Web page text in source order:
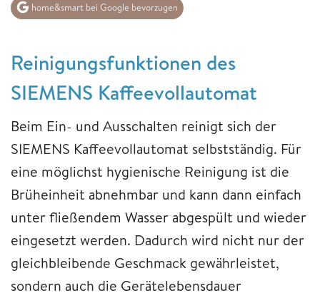
home&smart bei Google bevorzugen
Reinigungsfunktionen des
SIEMENS Kaffeevollautomat
Beim Ein- und Ausschalten reinigt sich der
SIEMENS Kaffeevollautomat selbstständig. Für
eine möglichst hygienische Reinigung ist die
Brüheinheit abnehmbar und kann dann einfach
unter fließendem Wasser abgespült und wieder
eingesetzt werden. Dadurch wird nicht nur der
gleichbleibende Geschmack gewährleistet,
sondern auch die Gerätelebensdauer